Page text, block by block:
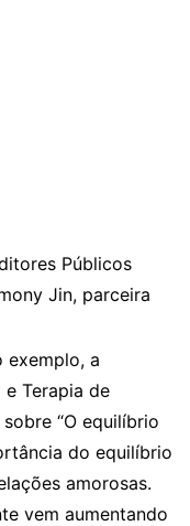
Públicos
Jin, parceira
exemplo, a
Terapia de
“O equilíbrio
do equilíbrio
amorosas.
vem aumentando